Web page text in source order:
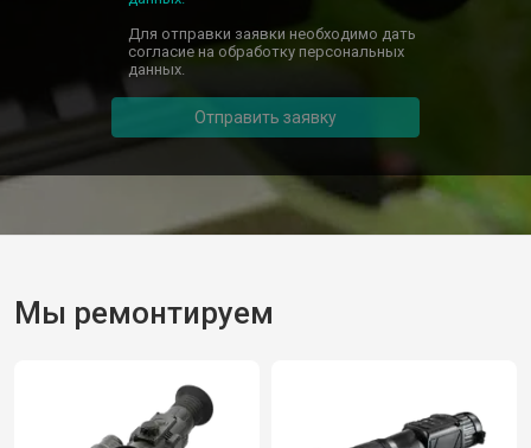
Для отправки заявки необходимо дать
согласие на обработку персональных
данных.
Отправить заявку
Мы ремонтируем